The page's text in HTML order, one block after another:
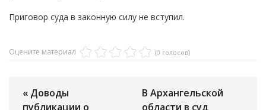
Приговор суда в законную силу не вступил.
Оцените материал (0 голосов)
« Доводы
публикации о
В Архангельской
области в суд